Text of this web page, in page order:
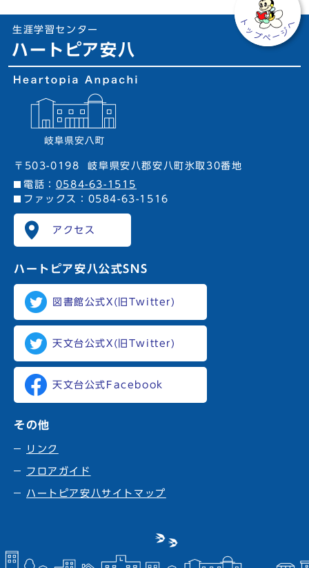
生涯学習センター
ハートピア安八
〒503-0198
岐阜県安八郡安八町氷取30番地
電話： 0584-63-1515
ファックス：0584-63-1516
アクセス
ハートピア安八公式SNS
図書館公式X(旧Twitter)
天文台公式X(旧Twitter)
天文台公式Facebook
その他
リンク
フロアガイド
ハートピア安八サイトマップ